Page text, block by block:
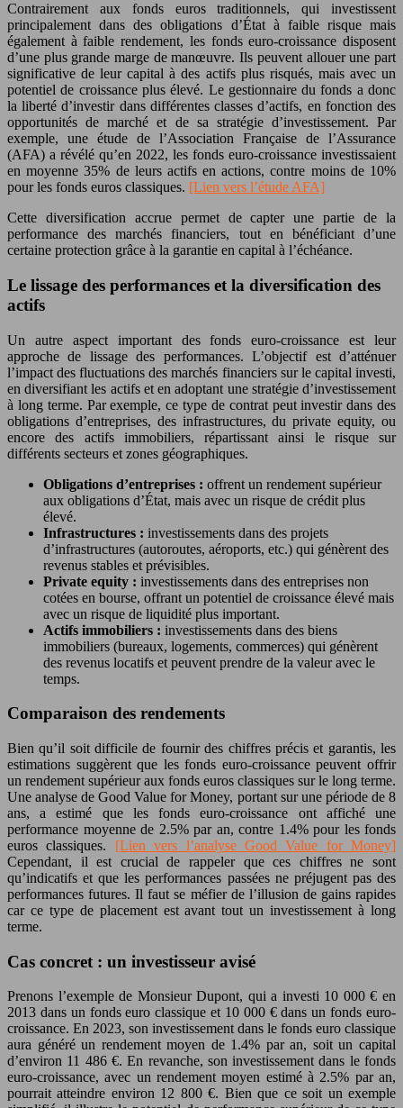
Contrairement aux fonds euros traditionnels, qui investissent
principalement dans des obligations d’État à faible risque mais
également à faible rendement, les fonds euro-croissance disposent
d’une plus grande marge de manœuvre. Ils peuvent allouer une part
significative de leur capital à des actifs plus risqués, mais avec un
potentiel de croissance plus élevé. Le gestionnaire du fonds a donc
la liberté d’investir dans différentes classes d’actifs, en fonction des
opportunités de marché et de sa stratégie d’investissement. Par
exemple, une étude de l’Association Française de l’Assurance
(AFA) a révélé qu’en 2022, les fonds euro-croissance investissaient
en moyenne 35% de leurs actifs en actions, contre moins de 10%
pour les fonds euros classiques. [Lien vers l’étude AFA]
Cette diversification accrue permet de capter une partie de la
performance des marchés financiers, tout en bénéficiant d’une
certaine protection grâce à la garantie en capital à l’échéance.
Le lissage des performances et la diversification des
actifs
Un autre aspect important des fonds euro-croissance est leur
approche de lissage des performances. L’objectif est d’atténuer
l’impact des fluctuations des marchés financiers sur le capital investi,
en diversifiant les actifs et en adoptant une stratégie d’investissement
à long terme. Par exemple, ce type de contrat peut investir dans des
obligations d’entreprises, des infrastructures, du private equity, ou
encore des actifs immobiliers, répartissant ainsi le risque sur
différents secteurs et zones géographiques.
Obligations d’entreprises : offrent un rendement supérieur
aux obligations d’État, mais avec un risque de crédit plus
élevé.
Infrastructures : investissements dans des projets
d’infrastructures (autoroutes, aéroports, etc.) qui génèrent des
revenus stables et prévisibles.
Private equity : investissements dans des entreprises non
cotées en bourse, offrant un potentiel de croissance élevé mais
avec un risque de liquidité plus important.
Actifs immobiliers : investissements dans des biens
immobiliers (bureaux, logements, commerces) qui génèrent
des revenus locatifs et peuvent prendre de la valeur avec le
temps.
Comparaison des rendements
Bien qu’il soit difficile de fournir des chiffres précis et garantis, les
estimations suggèrent que les fonds euro-croissance peuvent offrir
un rendement supérieur aux fonds euros classiques sur le long terme.
Une analyse de Good Value for Money, portant sur une période de 8
ans, a estimé que les fonds euro-croissance ont affiché une
performance moyenne de 2.5% par an, contre 1.4% pour les fonds
euros classiques. [Lien vers l’analyse Good Value for Money]
Cependant, il est crucial de rappeler que ces chiffres ne sont
qu’indicatifs et que les performances passées ne préjugent pas des
performances futures. Il faut se méfier de l’illusion de gains rapides
car ce type de placement est avant tout un investissement à long
terme.
Cas concret : un investisseur avisé
Prenons l’exemple de Monsieur Dupont, qui a investi 10 000 € en
2013 dans un fonds euro classique et 10 000 € dans un fonds euro-
croissance. En 2023, son investissement dans le fonds euro classique
aura généré un rendement moyen de 1.4% par an, soit un capital
d’environ 11 486 €. En revanche, son investissement dans le fonds
euro-croissance, avec un rendement moyen estimé à 2.5% par an,
pourrait atteindre environ 12 800 €. Bien que ce soit un exemple